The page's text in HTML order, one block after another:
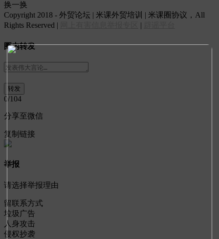
换一换
Copyright 2018 - 外贸论坛 | 米课外贸培训 | 米课圈协议，All
Rights Reserved |
|
圈内转发
0/104
分享至微信
复制链接
举报
请选择举报理由
留联系方式
垃圾广告
人身攻击
侵权抄袭